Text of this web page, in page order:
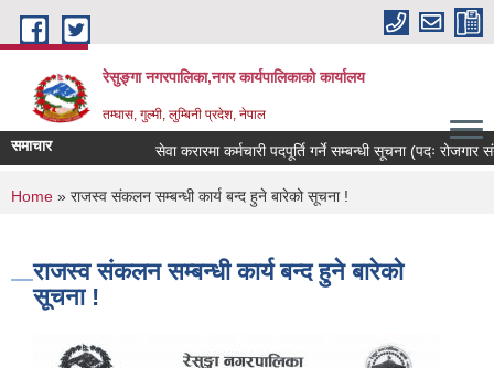
Skip to main content
रेसुङ्गा नगरपालिका,नगर कार्यपालिकाको कार्यालय
तम्घास, गुल्मी, लुम्बिनी प्रदेश, नेपाल
समाचार सेवा करारमा कर्मचारी पदपूर्ति गर्ने सम्बन्धी सूचना (पदः रोजगार
You are here
Home » राजस्व संकलन सम्बन्धी कार्य बन्द हुने बारेको सूचना !
राजस्व संकलन सम्बन्धी कार्य बन्द हुने बारेको
सूचना !